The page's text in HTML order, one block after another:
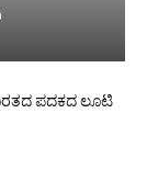
ಪದಕದ ಲೂಟಿ